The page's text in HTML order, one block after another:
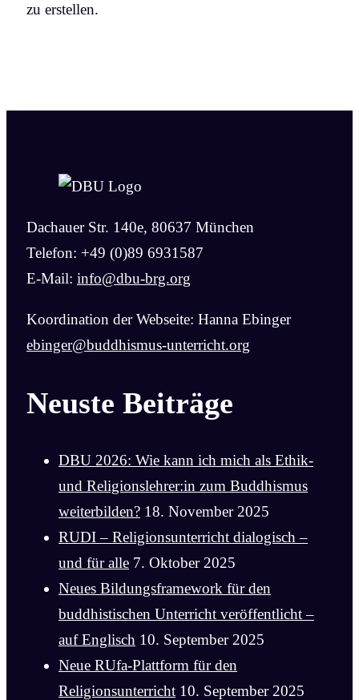
zu erstellen.
Dachauer Str. 140e, 80637 München
Telefon: +49 (0)89 6931587
E-Mail: info@dbu-brg.org
Koordination der Webseite: Hanna Ebinger
ebinger@buddhismus-unterricht.org
Neuste Beiträge
DBU 2026: Wie kann ich mich als Ethik-
und Religionslehrer:in zum Buddhismus
weiterbilden? 18. November 2025
RUDI – Religionsunterricht dialogisch –
und für alle 7. Oktober 2025
Neues Bildungsframework für den
buddhistischen Unterricht veröffentlicht –
auf Englisch 10. September 2025
Neue RUfa-Plattform für den
Religionsunterricht 10. September 2025